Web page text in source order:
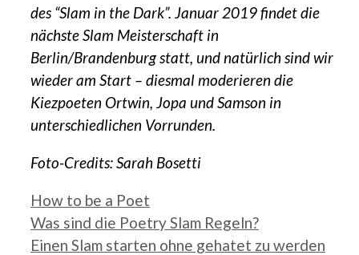
des “Slam in the Dark”. Januar 2019 findet die
nächste Slam Meisterschaft in
Berlin/Brandenburg statt, und natürlich sind wir
wieder am Start – diesmal moderieren die
Kiezpoeten Ortwin, Jopa und Samson in
unterschiedlichen Vorrunden.
Foto-Credits: Sarah Bosetti
Kategorien
How to be a Poet
Was sind die Poetry Slam Regeln?
Einen Slam starten ohne gehatet zu werden